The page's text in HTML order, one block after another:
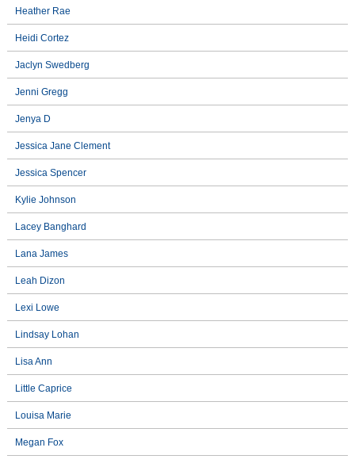
Heather Rae
Heidi Cortez
Jaclyn Swedberg
Jenni Gregg
Jenya D
Jessica Jane Clement
Jessica Spencer
Kylie Johnson
Lacey Banghard
Lana James
Leah Dizon
Lexi Lowe
Lindsay Lohan
Lisa Ann
Little Caprice
Louisa Marie
Megan Fox